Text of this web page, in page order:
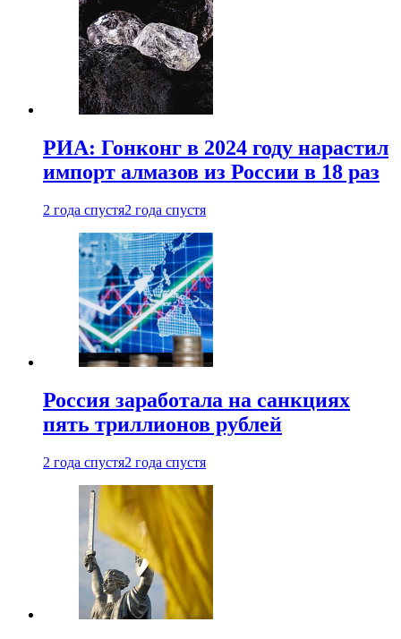
РИА: Гонконг в 2024 году нарастил
импорт алмазов из России в 18 раз
2 года спустя2 года спустя
Россия заработала на санкциях
пять триллионов рублей
2 года спустя2 года спустя